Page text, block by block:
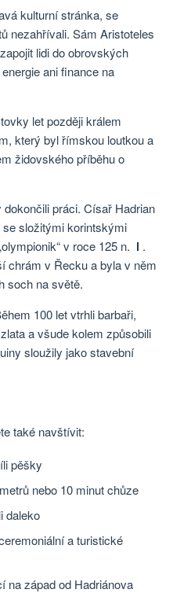
kulturní stránka, se
nezahřívali. Sám Aristoteles
lidi do obrovských
ani finance na
let později králem
který byl římskou loutkou a
židovského příběhu o
práci. Císař Hadrian
složitými korintskými
v roce 125 n. l .
chrám v Řecku a byla v něm
soch na světě.
100 let vtrhli barbaři,
a všude kolem způsobili
sloužily jako stavební
také navštívit:
pěšky
nebo 10 minut chůze
daleko
a turistické
na západ od Hadriánova